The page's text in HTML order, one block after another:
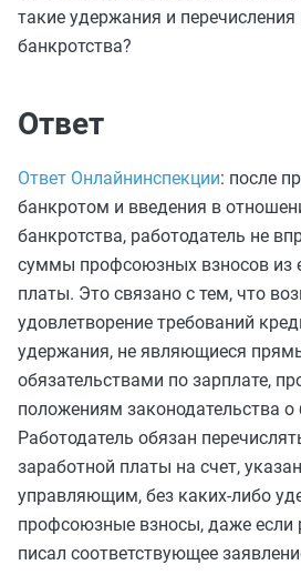
такие удержания и
банкротства?
Ответ
Ответ Онлайнинспекции: после
банкротом и введения в
банкротства, работодатель не
суммы профсоюзных взносов из
платы. Это связано с тем, что
удовлетворение требований
удержания, не являющиеся
обязательствами по зарплате,
положениям законодательства о
Работодатель обязан
заработной платы на счет,
управляющим, без каких-либо
профсоюзные взносы, даже если
писал соответствующее